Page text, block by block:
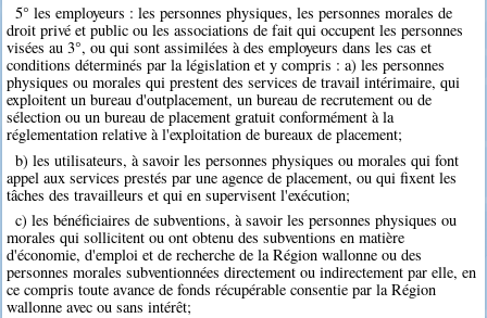
5° les employeurs : les personnes physiques, les personnes morales de
droit privé et public ou les associations de fait qui occupent les personnes
visées au 3°, ou qui sont assimilées à des employeurs dans les cas et
conditions déterminés par la législation et y compris : a) les personnes
physiques ou morales qui prestent des services de travail intérimaire, qui
exploitent un bureau d'outplacement, un bureau de recrutement ou de
sélection ou un bureau de placement gratuit conformément à la
réglementation relative à l'exploitation de bureaux de placement;
b) les utilisateurs, à savoir les personnes physiques ou morales qui font
appel aux services prestés par une agence de placement, ou qui fixent les
tâches des travailleurs et qui en supervisent l'exécution;
c) les bénéficiaires de subventions, à savoir les personnes physiques ou
morales qui sollicitent ou ont obtenu des subventions en matière
d'économie, d'emploi et de recherche de la Région wallonne ou des
personnes morales subventionnées directement ou indirectement par elle, en
ce compris toute avance de fonds récupérable consentie par la Région
wallonne avec ou sans intérêt;